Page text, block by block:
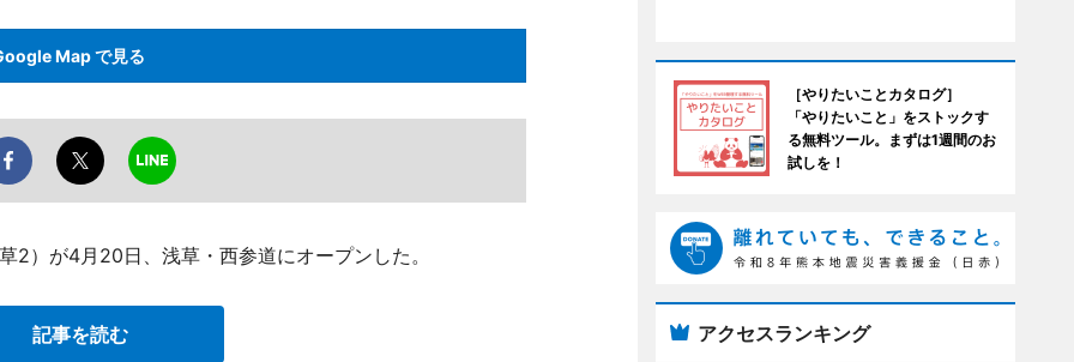
Map で見る
2）が4月20日、浅草・西参道にオープンした。
記事を読む
［やりたいことカタログ］
「やりたいこと」をストックす
る無料ツール。まずは1週間のお
試しを！
アクセスランキング